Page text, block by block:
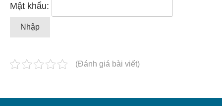
Mật khẩu:
(Đánh giá bài viết)